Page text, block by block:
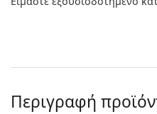
Περιγραφή